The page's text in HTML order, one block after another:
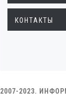
КОНТАКТЫ
2007-2023.